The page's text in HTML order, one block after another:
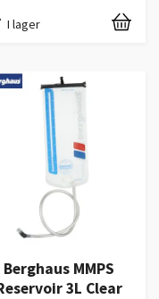
I lager
Berghaus MMPS
3L Clear